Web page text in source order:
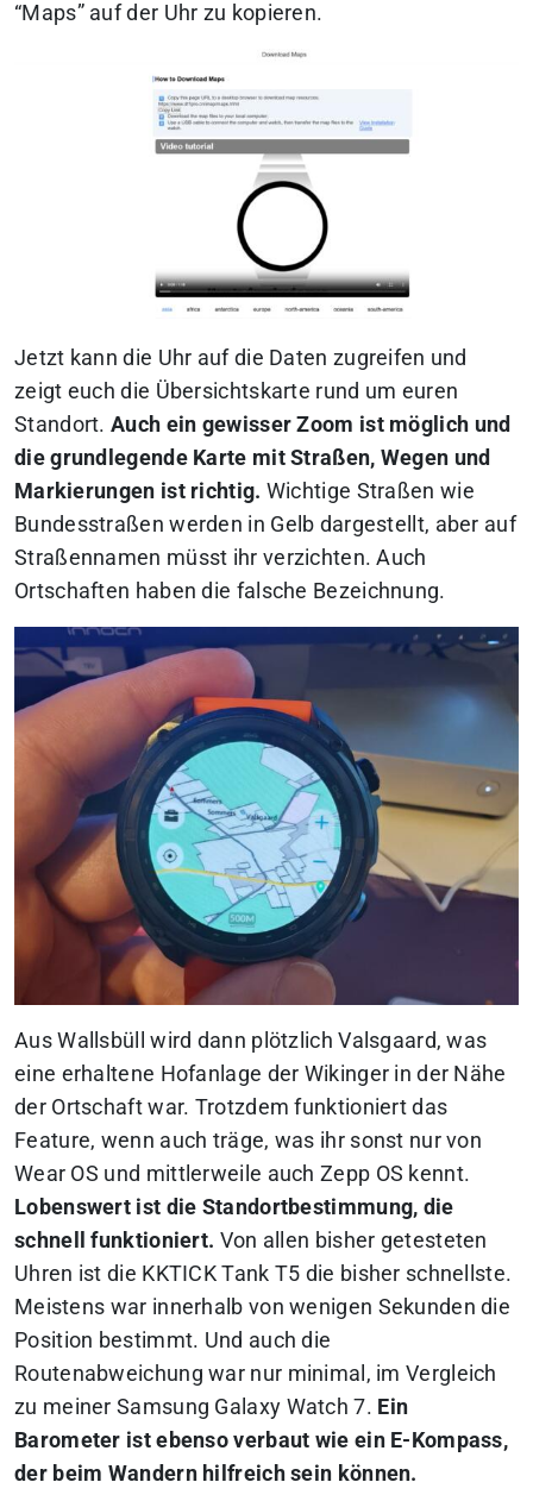
“Maps” auf der Uhr zu kopieren.
Jetzt kann die Uhr auf die Daten zugreifen und
zeigt euch die Übersichtskarte rund um euren
Standort. Auch ein gewisser Zoom ist möglich und
die grundlegende Karte mit Straßen, Wegen und
Markierungen ist richtig. Wichtige Straßen wie
Bundesstraßen werden in Gelb dargestellt, aber auf
Straßennamen müsst ihr verzichten. Auch
Ortschaften haben die falsche Bezeichnung.
Aus Wallsbüll wird dann plötzlich Valsgaard, was
eine erhaltene Hofanlage der Wikinger in der Nähe
der Ortschaft war. Trotzdem funktioniert das
Feature, wenn auch träge, was ihr sonst nur von
Wear OS und mittlerweile auch Zepp OS kennt.
Lobenswert ist die Standortbestimmung, die
schnell funktioniert. Von allen bisher getesteten
Uhren ist die KKTICK Tank T5 die bisher schnellste.
Meistens war innerhalb von wenigen Sekunden die
Position bestimmt. Und auch die
Routenabweichung war nur minimal, im Vergleich
zu meiner Samsung Galaxy Watch 7. Ein
Barometer ist ebenso verbaut wie ein E-Kompass,
der beim Wandern hilfreich sein können.